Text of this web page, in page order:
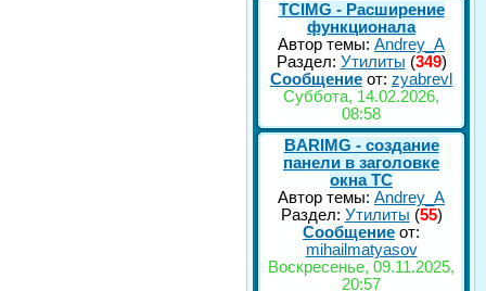
TCIMG - Расширение
функционала
Автор темы: Andrey_A
Раздел: Утилиты (349)
Сообщение от: zyabrevl
Суббота, 14.02.2026,
08:58
BARIMG - создание
панели в заголовке
окна TC
Автор темы: Andrey_A
Раздел: Утилиты (55)
Сообщение от:
mihailmatyasov
Воскресенье, 09.11.2025,
20:57